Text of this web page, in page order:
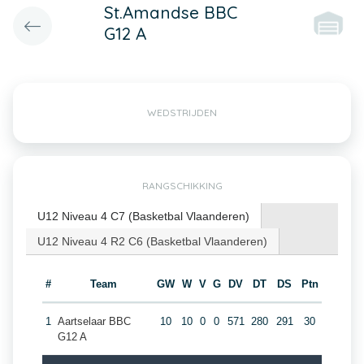
St.Amandse BBC
G12 A
WEDSTRIJDEN
RANGSCHIKKING
U12 Niveau 4 C7 (Basketbal Vlaanderen)
U12 Niveau 4 R2 C6 (Basketbal Vlaanderen)
# Team GW W V G DV DT DS Ptn
1 Aartselaar BBC
G12 A
10 10 0 0 571 280 291 30